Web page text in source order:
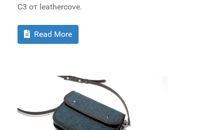
C3 от leathercove.
Read More